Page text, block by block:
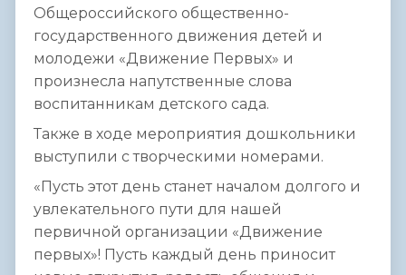
Общероссийского общественно-
государственного движения детей и
молодежи «Движение Первых» и
произнесла напутственные слова
воспитанникам детского сада.
Также в ходе мероприятия дошкольники
выступили с творческими номерами.
«Пусть этот день станет началом долгого и
увлекательного пути для нашей
первичной организации «Движение
первых»! Пусть каждый день приносит